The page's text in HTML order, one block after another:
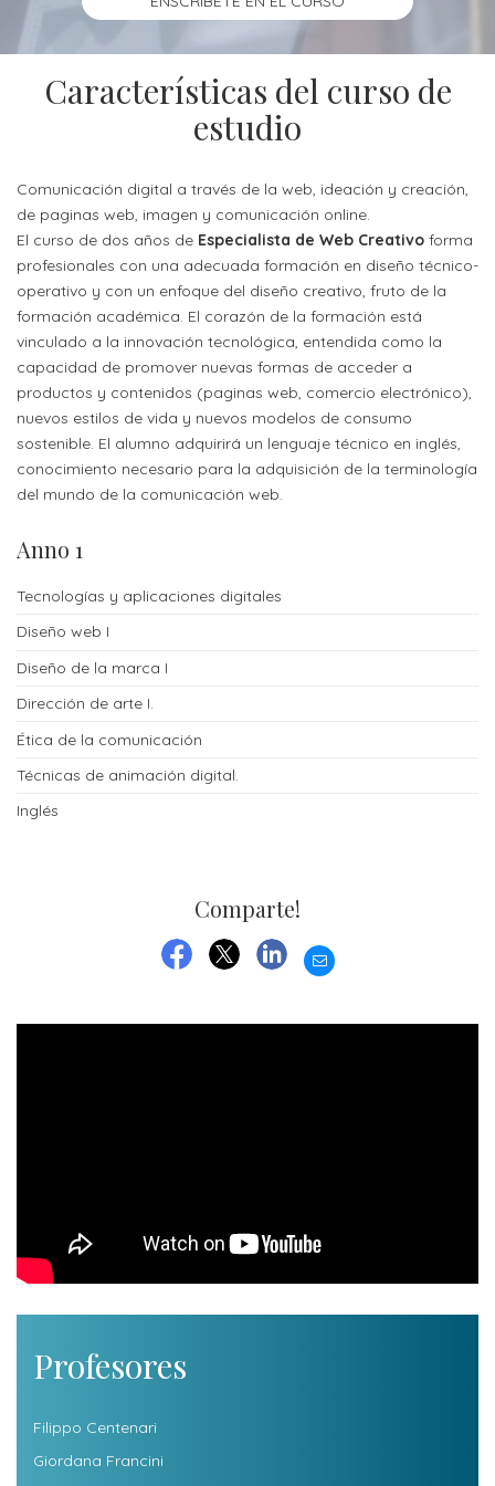
Contactos
sede
ECTS
transfer
system)
Visuales
Departamento
Departamento
de
Planificación
y
Artes
aplicadas
PRECIOS
CURSOS
Precios
Título
de
grado
Precios
cursos
Máster
Carrera
Alias
y
sede
Alojamientos
Características del curso de
estudio
Comunicación digital a través de la web, ideación y creación,
de paginas web, imagen y comunicación online.
El curso de dos años de Especialista de Web Creativo forma
profesionales con una adecuada formación en diseño técnico-
operativo y con un enfoque del diseño creativo, fruto de la
formación académica. El corazón de la formación está
vinculado a la innovación tecnológica, entendida como la
capacidad de promover nuevas formas de acceder a
productos y contenidos (paginas web, comercio electrónico),
nuevos estilos de vida y nuevos modelos de consumo
sostenible. El alumno adquirirá un lenguaje técnico en inglés,
conocimiento necesario para la adquisición de la terminología
del mundo de la comunicación web.
Anno 1
Tecnologías y aplicaciones digitales
Diseño web I
Diseño de la marca I
Dirección de arte I.
Ética de la comunicación
Técnicas de animación digital.
Inglés
Comparte!
LINKEDIN
EMAIL
Profesores
Filippo Centenari
Giordana Francini